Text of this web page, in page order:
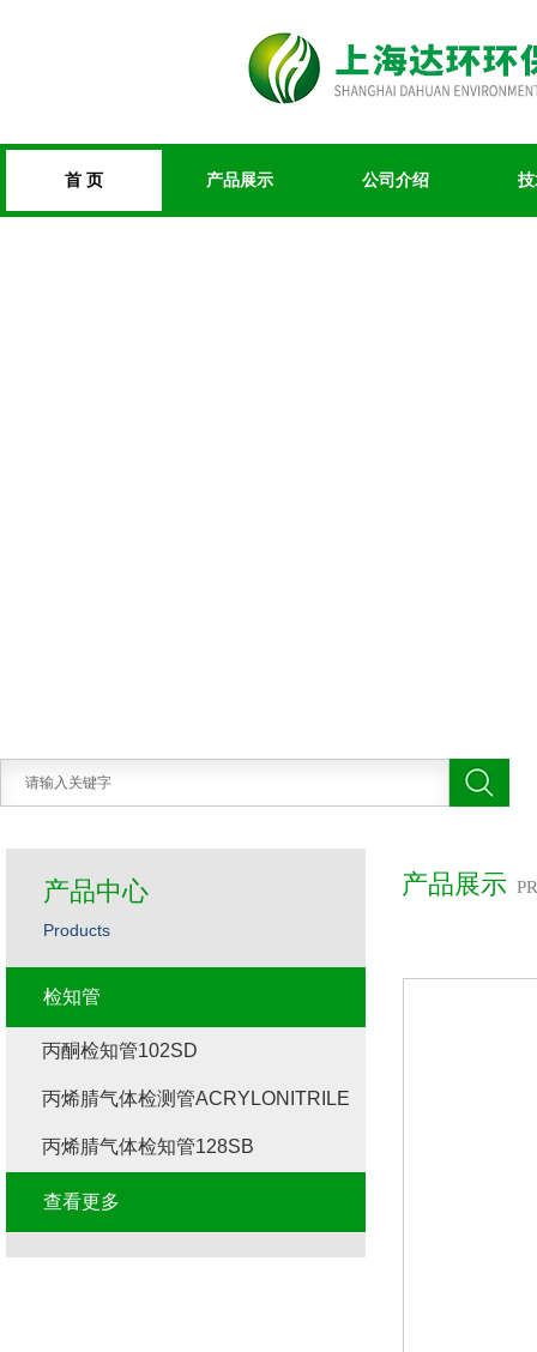
首 页 产品展示 公司介绍
产品展示
产品中心
Products
检知管
丙酮检知管102SD
丙烯腈气体检测管ACRYLONITRILE
丙烯腈气体检知管128SB
查看更多